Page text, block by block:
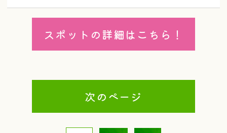
スポットの詳細はこちら！
次のページ